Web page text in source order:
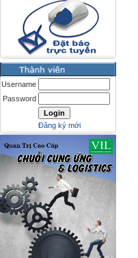
Username
Password
Đăng ký mới